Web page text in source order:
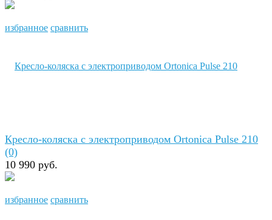
избранное сравнить
избранное сравнить
Кресло-коляска с электроприводом Ortonica Pulse 210
(0)
10 990 руб.